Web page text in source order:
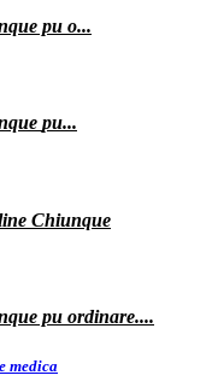
pu o...
pu...
Chiunque
pu ordinare....
medica